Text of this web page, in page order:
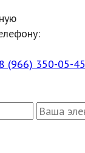
8 (966) 350-05-45